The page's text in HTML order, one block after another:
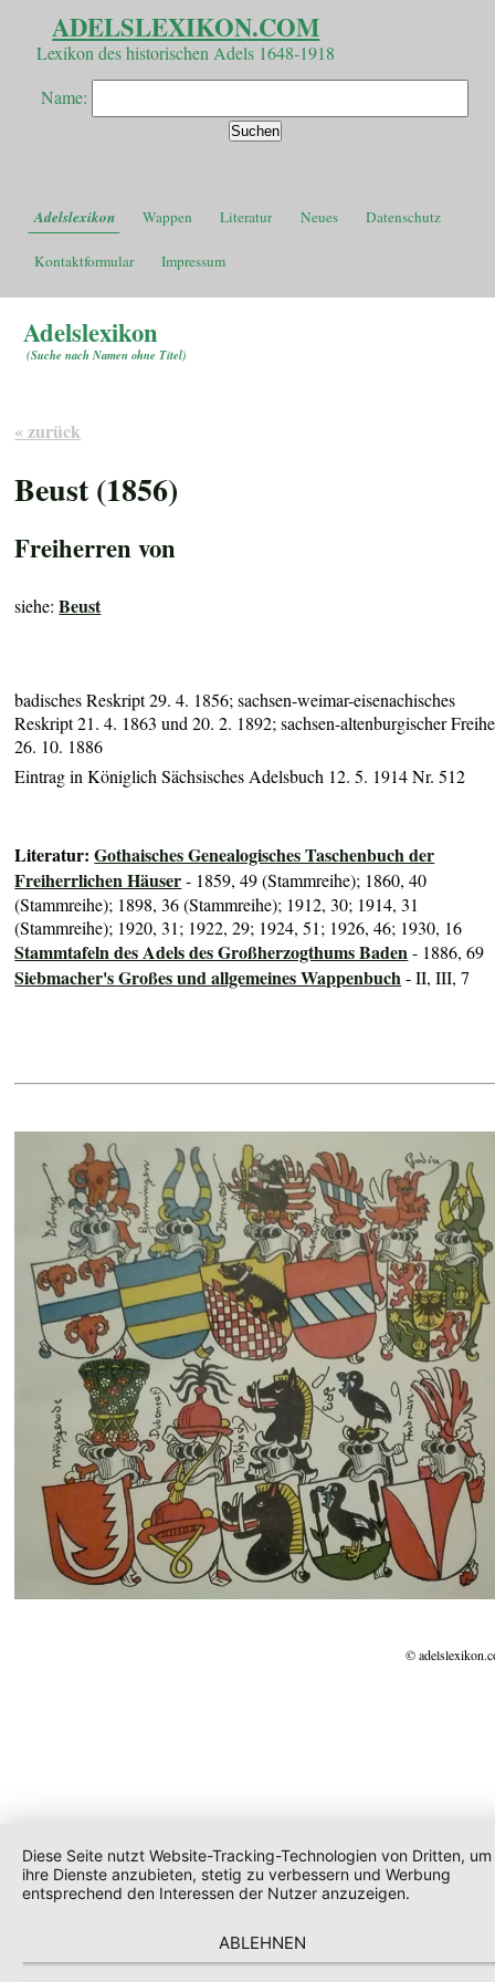
ADELSLEXIKON.COM
Lexikon des historischen Adels 1648-1918
Name:
Adelslexikon Wappen Literatur Neues Datenschutz
Kontaktformular Impressum
Adelslexikon
(Suche nach Namen ohne Titel)
« zurück
Beust (1856)
Freiherren von
siehe:Beust
badisches Reskript 29. 4. 1856; sachsen-weimar-eisenachisches
Reskript 21. 4. 1863 und 20. 2. 1892; sachsen-altenburgischer
26. 10. 1886
Eintrag in Königlich Sächsisches Adelsbuch 12. 5. 1914 Nr. 512
Literatur:Gothaisches Genealogisches Taschenbuch der
Freiherrlichen Häuser- 1859, 49 (Stammreihe); 1860, 40
(Stammreihe); 1898, 36 (Stammreihe); 1912, 30; 1914, 31
(Stammreihe); 1920, 31; 1922, 29; 1924, 51; 1926, 46; 1930, 16
Stammtafeln des Adels des Großherzogthums Baden- 1886, 69
Siebmacher's Großes und allgemeines Wappenbuch- II, III, 7
©
Diese Seite nutzt Website-Tracking-Technologien von Dritten, um
ihre Dienste anzubieten, stetig zu verbessern und Werbung
entsprechend den Interessen der Nutzer anzuzeigen.
ABLEHNEN